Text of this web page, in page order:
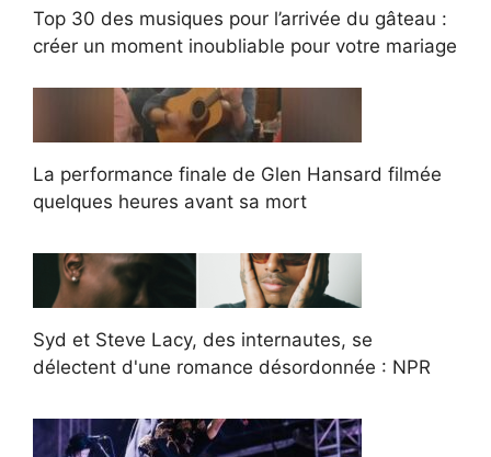
Top 30 des musiques pour l’arrivée du gâteau :
créer un moment inoubliable pour votre mariage
La performance finale de Glen Hansard filmée
quelques heures avant sa mort
Syd et Steve Lacy, des internautes, se
délectent d'une romance désordonnée : NPR